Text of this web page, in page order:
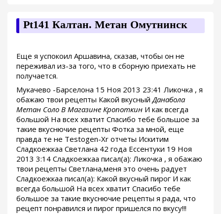
Pt141 Калтан. Метан Омутнинск
Еще я успокоил Аршавина, сказав, чтобы он не
переживал из-за того, что в сборную приехать не
получается.
Мукачево -Барселона 15 Ноя 2013 23:41 Ликочка , я
обажаю твои рецепты Какой вкусныйДанабола
Метан Соло В Магазине Кропоткин И как всегда
большой На всех хватит Спасибо тебе большое за
такие вкуснючие рецепты Фотка за мной, еще
правда те не Testogen-Xr отчеты Искитим
Сладкоежкаа Светлана 42 года Ессентуки 19 Ноя
2013 3:14 Сладкоежкаа писал(а): Ликочка , я обажаю
твои рецепты Светлана,меня это очень радует
Сладкоежкаа писал(а): Какой вкусный пирог И как
всегда большой На всех хватит Спасибо тебе
большое за такие вкуснючие рецепты я рада, что
рецепт понравился и пирог пришелся по вкусу!!!